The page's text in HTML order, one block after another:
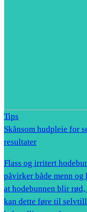
Tips
Skånsom hudpleie for
resultater
Flass og irritert
påvirker både menn
at hodebunnen blir
kan dette føre til